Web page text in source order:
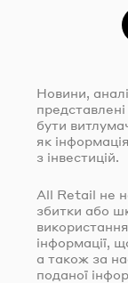
Новини,
представлені
бути
як
з інвестицій.
All Retail не
збитки або
використання
інформації,
а також за
поданої